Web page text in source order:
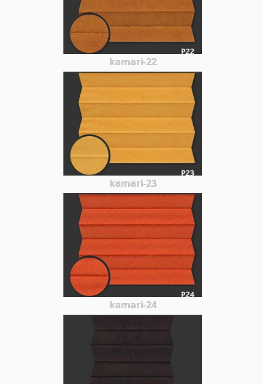
kamari-22
kamari-23
kamari-24